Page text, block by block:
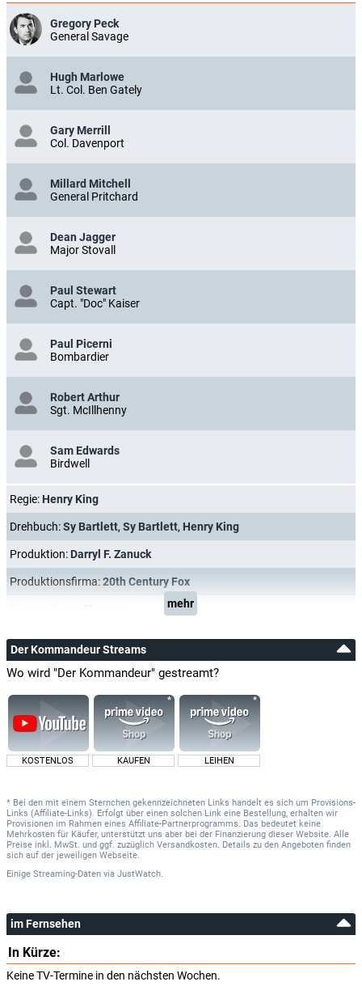
Gregory Peck
General Savage
Hugh Marlowe
Lt. Col. Ben Gately
Gary Merrill
Col. Davenport
Millard Mitchell
General Pritchard
Dean Jagger
Major Stovall
Paul Stewart
Capt. "Doc" Kaiser
Paul Picerni
Bombardier
Robert Arthur
Sgt. McIllhenny
Sam Edwards
Birdwell
Regie: Henry King
Drehbuch:Sy Bartlett, Sy Bartlett, Henry King
Produktion: Darryl F. Zanuck
Produktionsfirma:20th Century Fox
mehr
Der Kommandeur Streams
Wo wird "Der Kommandeur" gestreamt?
KOSTENLOS KAUFEN LEIHEN
* Bei den mit einem Sternchen gekennzeichneten Links handelt es sich um Provisions-
Links (Affiliate-Links). Erfolgt über einen solchen Link eine Bestellung, erhalten wir
Provisionen im Rahmen eines Affiliate-Partnerprogramms. Das bedeutet keine
Mehrkosten für Käufer, unterstützt uns aber bei der Finanzierung dieser Website. Alle
Preise inkl. MwSt. und ggf. zuzüglich Versandkosten. Details zu den Angeboten finden
sich auf der jeweiligen Webseite.
Einige Streaming-Daten via JustWatch.
im Fernsehen
In Kürze:
Keine TV-Termine in den nächsten Wochen.